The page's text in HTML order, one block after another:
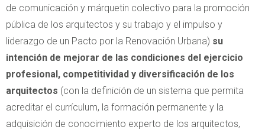
de comunicación y márquetin colectivo para la promoción
pública de los arquitectos y su trabajo y el impulso y
liderazgo de un Pacto por la Renovación Urbana) su
intención de mejorar de las condiciones del ejercicio
profesional, competitividad y diversificación de los
arquitectos (con la definición de un sistema que permita
acreditar el currículum, la formación permanente y la
adquisición de conocimiento experto de los arquitectos,